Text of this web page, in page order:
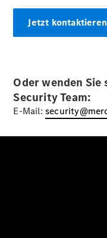
Jetzt kontaktieren
Oder wenden Sie
Security Team:
E-Mail: